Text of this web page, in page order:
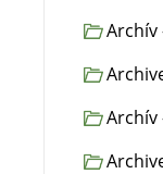
Archív
Archív